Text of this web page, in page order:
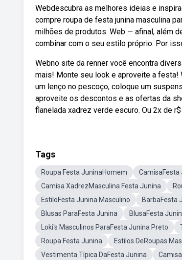
Webdescubra as melhores ideias e
compre roupa de festa junina masculina
milhões de produtos. Web — afinal, além
combinar com o seu estilo próprio. Por
Webno site da renner você encontra
mais! Monte seu look e aproveite a festa!
um lenço no pescoço, coloque um
aproveite os descontos e as ofertas da
flanelada xadrez verde escuro. Ou 2x de
Tags
Roupa Festa JuninaHomem CamisaFesta
Camisa XadrezMasculina Festa Junina
EstiloFesta Junina Masculino
BarbaFesta
Blusas ParaFesta Junina
BlusaFesta
Loki's Masculinos ParaFesta Junina Preto
Roupa Festa Junina
Estilos DeRoupas
Vestimenta Típica DaFesta Junina